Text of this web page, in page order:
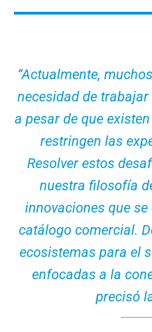
“Actualmente,
necesidad de
a pesar de que
restringen las
Resolver estos
nuestra filosofía
innovaciones que
catálogo comercial.
ecosistemas para el
enfocadas a la
precisó